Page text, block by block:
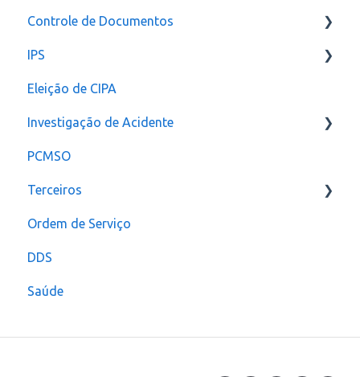
Controle de Documentos
Notificação
IPS
Configurações
Eleição de CIPA
Investigação de Acidente
Configuração
PCMSO
Terceiros
Usuário
Ordem de Serviço
DDS
Saúde